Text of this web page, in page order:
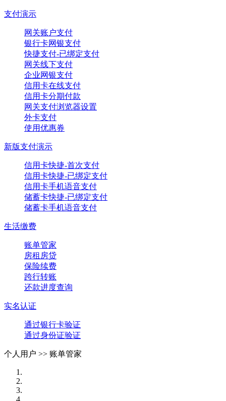
支付演示
网关账户支付
银行卡网银支付
快捷支付-已绑定支付
网关线下支付
企业网银支付
信用卡在线支付
信用卡分期付款
网关支付浏览器设置
外卡支付
使用优惠券
新版支付演示
信用卡快捷-首次支付
信用卡快捷-已绑定支付
信用卡手机语音支付
储蓄卡快捷-已绑定支付
储蓄卡手机语音支付
生活缴费
账单管家
房租房贷
保险续费
跨行转账
还款进度查询
实名认证
通过银行卡验证
通过身份证验证
个人用户 >> 账单管家